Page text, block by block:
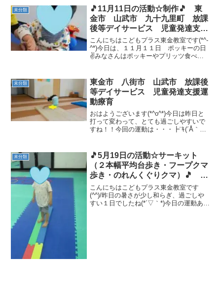
トッピングして完成ヾ(≧▽≦)ﾉ美味しく頂
きました💕 ...
未分類
🎵11月11日の活動☆制作🎵 東
金市 山武市 九十九里町 放課
後等デイサービス 児童発達支
援 運動療育 教室見学
こんにちはこどもプラス東金教室です(*^-
^*)今日は、１１月１１日 ポッキーの日
✌みなさんはポッキーやプリッツ食べま
の制作は、どんぐりと葉っぱです🍂葉っ
ぱは、小さい穴...
未分類
東金市 八街市 山武市 放課後
等デイサービス 児童発達支援運
動療育
おはようございます(*^o^*)今日は昨日と
打って変わって、とても過ごしやすいで
すね！！今回の運動は・・・┣¨ｷ(´Å｀
こが出来ました(^-^)//""ぱちぱち足き...
未分類
🎵5月19日の活動☆サーキット
（２本幅平均台歩き・フープクマ
歩き・のれんくぐりクマ）🎵 東
金市 山武市 九十九里町 放課
後等デイサービス 児童発達支
援 運動療育 教室見学
こんにちはこどもプラス東金教室です
(^^)/昨日の暑さが少し和らぎ、過ごしや
すい１日でしたね(*´▽｀*)今日の運動あそ